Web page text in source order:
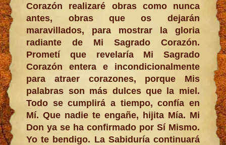
Corazón realizaré obras como nunca
antes, obras que os dejarán
maravillados, para mostrar la gloria
radiante de Mi Sagrado Corazón.
Prometí que revelaría Mi Sagrado
Corazón entera e incondicionalmente
para atraer corazones, porque Mis
palabras son más dulces que la miel.
Todo se cumplirá a tiempo, confía en
Mí. Que nadie te engañe, hijita Mía. Mi
Don ya se ha confirmado por Sí Mismo.
Yo te bendigo. La Sabiduría continuará